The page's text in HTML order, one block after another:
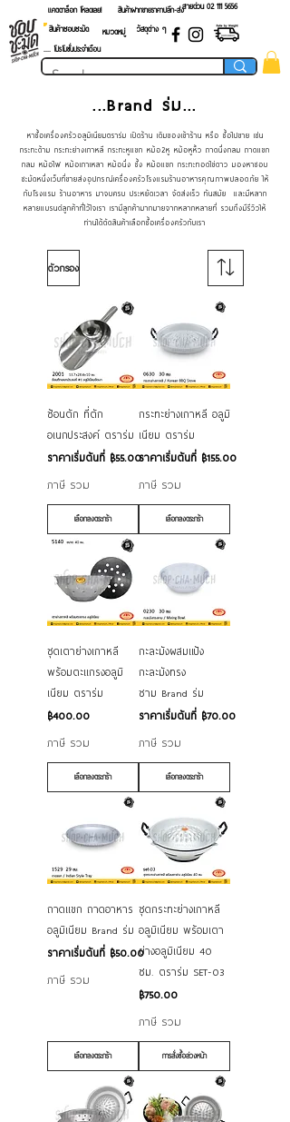
แคตตาล็อก โหลดเลย! สายด่วน 02 ​111 5656
สินค้าฝากขายราคาปลีก-ส่ง
สินค้าชอบชะมัด
หมวดหมู่
วัสดุต่าง ๆ
.... โปรโมชั่นประจำเดือน
...Brand ร่ม...
หาซื้อเครื่องครัวอลูมิเนียมตราร่ม เปิดร้าน เติมของเข้าร้าน หรือ ซื้อไปขาย เช่น
กระทะด้าม กระทะย่างเกาหลี กระทะหูแขก หม้อ2หู หม้อหูหิ้ว ถาดนึ่งกลม ถาดแขก
กลม หม้อไฟ หม้อเกาเหลา หม้อนึ่ง ซึ้ง หม้อแขก กระทะทอดไข่ดาว มองหาชอบ
ชะมัดหนึ่งเว็บที่ขายส่งอุปกรณ์เครื่องครัวโรงแรมร้านอาหารคุณภาพปลอดภัย ให้
กับโรงแรม ร้านอาหาร มาจบครบ ประหยัดเวลา จัดส่งเร็ว ทันสมัย และมีหลาก
หลายแบรนด์ลูกค้าที่ไว้ใจเรา เรามีลูกค้ามากมายจากหลากหลายที่ รวมถึงมีรีวิวให้
ท่านได้ตัดสินค้าเลือกซื้อเครื่องครัวกับเรา
ตัวกรอง
ช้อนตัก ที่ตัก
อเนกประสงค์ ตราร่ม
ราคาเริ่มต้นที่ ฿55.00
ราคาขายลด
ภาษี รวม
เลือกลงตระกร้า
กระทะย่างเกาหลี อลูมิ
เนียม ตราร่ม
ราคาเริ่มต้นที่ ฿155.00
ราคาขายลด
ภาษี รวม
เลือกลงตระกร้า
ชุดเตาย่างเกาหลี
พร้อมตะแกรงอลูมิ
เนียม ตราร่ม
ราคา
฿400.00
ภาษี รวม
เลือกลงตระกร้า
กะละมังผสมแป้ง
กะละมังทรง
ชาม Brand ร่ม
ราคาเริ่มต้นที่ ฿70.00
ราคาขายลด
ภาษี รวม
เลือกลงตระกร้า
ถาดแขก ถาดอาหาร
อลูมิเนียม Brand ร่ม
ราคาเริ่มต้นที่ ฿50.00
ราคาขายลด
ภาษี รวม
เลือกลงตระกร้า
ชุดกระทะย่างเกาหลี
อลูมิเนียม พร้อมเตา
ย่างอลูมิเนียม 40
ซม. ตราร่ม SET-03
ราคา
฿750.00
ภาษี รวม
การสั่งซื้อล่วงหน้า